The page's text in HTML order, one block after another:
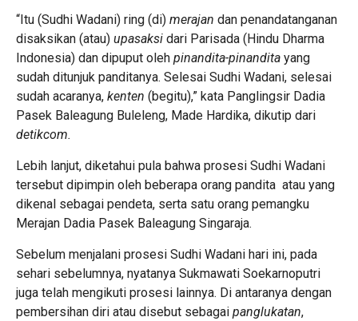
“Itu (Sudhi Wadani) ring (di) merajan dan penandatanganan
disaksikan (atau) upasaksi dari Parisada (Hindu Dharma
Indonesia) dan dipuput oleh pinandita-pinandita yang
sudah ditunjuk panditanya. Selesai Sudhi Wadani, selesai
sudah acaranya, kenten (begitu),” kata Panglingsir Dadia
Pasek Baleagung Buleleng, Made Hardika, dikutip dari
detikcom.
Lebih lanjut, diketahui pula bahwa prosesi Sudhi Wadani
tersebut dipimpin oleh beberapa orang pandita atau yang
dikenal sebagai pendeta, serta satu orang pemangku
Merajan Dadia Pasek Baleagung Singaraja.
Sebelum menjalani prosesi Sudhi Wadani hari ini, pada
sehari sebelumnya, nyatanya Sukmawati Soekarnoputri
juga telah mengikuti prosesi lainnya. Di antaranya dengan
pembersihan diri atau disebut sebagai panglukatan,